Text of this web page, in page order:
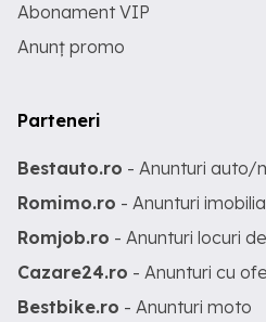
Abonament VIP
Anunț promo
Parteneri
Bestauto.ro - Anunturi auto/
Romimo.ro - Anunturi
Romjob.ro - Anunturi locuri
Cazare24.ro - Anunturi cu
Bestbike.ro - Anunturi moto